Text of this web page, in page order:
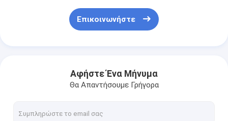
Επικοινωνήστε
Αφήστε Ένα Μήνυμα
Θα Απαντήσουμε Γρήγορα